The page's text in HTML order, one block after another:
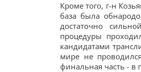
Кроме того, г-н
база была
достаточно
процедуры
кандидатами
мире не
финальная часть - в